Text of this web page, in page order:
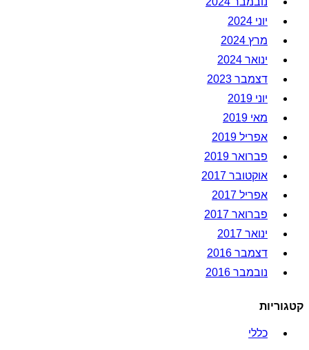
יוני 2024
מרץ 2024
ינואר 2024
דצמבר 2023
יוני 2019
מאי 2019
אפריל 2019
פברואר 2019
אוקטובר 2017
אפריל 2017
פברואר 2017
ינואר 2017
דצמבר 2016
נובמבר 2016
קטגוריות
כללי